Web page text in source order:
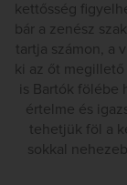
kettősség
bár a zenész
tartja számon, a
ki az őt
is Bartók fölébe
értelme és
tehetjük föl a
sokkal